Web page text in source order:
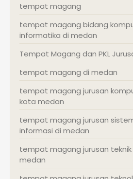
tempat magang
tempat magang bidang
informatika di medan
Tempat Magang dan PKL
tempat magang di medan
tempat magang jurusan
kota medan
tempat magang jurusan
informasi di medan
tempat magang jurusan
medan